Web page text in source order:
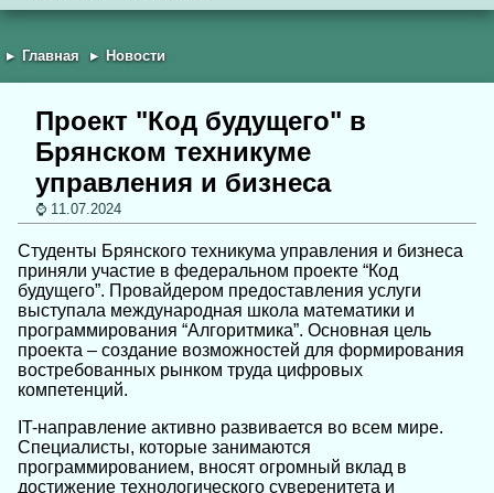
Главная Новости
Проект "Код будущего" в
Брянском техникуме
управления и бизнеса
11.07.2024
Студенты Брянского техникума управления и бизнеса
приняли участие в федеральном проекте “Код
будущего”. Провайдером предоставления услуги
выступала международная школа математики и
программирования “Алгоритмика”. Основная цель
проекта – создание возможностей для формирования
востребованных рынком труда цифровых
компетенций.
IT-направление активно развивается во всем мире.
Специалисты, которые занимаются
программированием, вносят огромный вклад в
достижение технологического суверенитета и